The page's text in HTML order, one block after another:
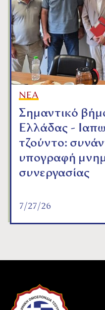
ΝΕΑ
Σημαντικό
Ελλάδας -
τζούντο:
υπογραφή
συνεργασίας
7/27/26